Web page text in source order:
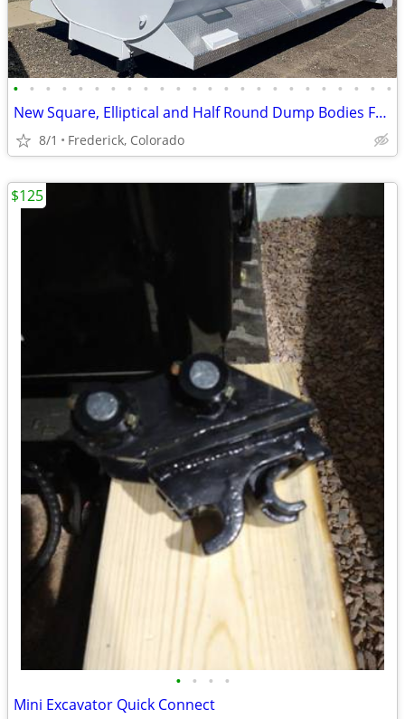
• • • • • • • • • • • • • • • • • • • • • • • •
New Square, Elliptical and Half Round Dump Bodies For Sale
8/1 Frederick, Colorado
• • • •
Mini Excavator Quick Connect
$125